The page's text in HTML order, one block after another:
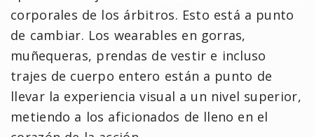
corporales de los árbitros. Esto está a punto
de cambiar. Los wearables en gorras,
muñequeras, prendas de vestir e incluso
trajes de cuerpo entero están a punto de
llevar la experiencia visual a un nivel superior,
metiendo a los aficionados de lleno en el